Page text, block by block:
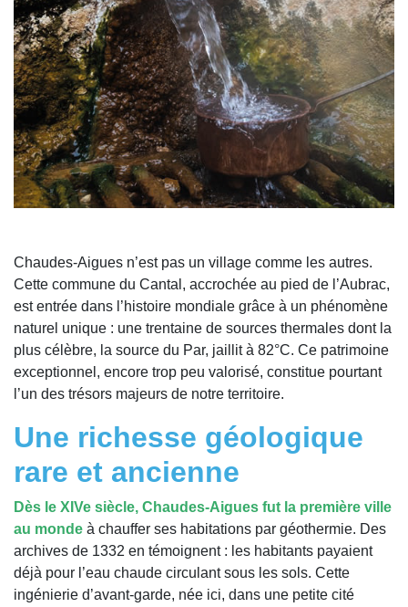
Chaudes-Aigues n’est pas un village comme les autres.
Cette commune du Cantal, accrochée au pied de l’Aubrac,
est entrée dans l’histoire mondiale grâce à un phénomène
naturel unique : une trentaine de sources thermales dont la
plus célèbre, la source du Par, jaillit à 82°C. Ce patrimoine
exceptionnel, encore trop peu valorisé, constitue pourtant
l’un des trésors majeurs de notre territoire.
Une richesse géologique
rare et ancienne
Dès le XIVe siècle, Chaudes-Aigues fut la première ville
au monde à chauffer ses habitations par géothermie. Des
archives de 1332 en témoignent : les habitants payaient
déjà pour l’eau chaude circulant sous les sols. Cette
ingénierie d’avant-garde, née ici, dans une petite cité